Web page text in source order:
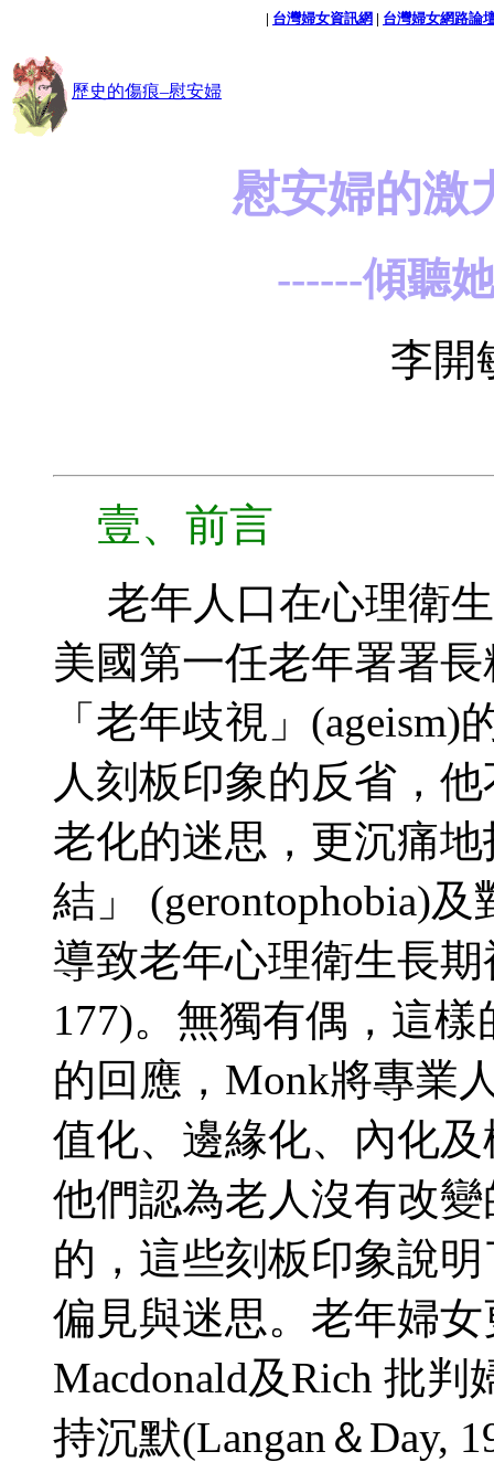
| 台灣婦女資訊網 | 台灣婦女網路論
歷史的傷痕–慰安婦
慰安婦的激
------傾聽
李開
壹、前言
老年人口在心理衛
美國第一任老年署署
「老年歧視」
人刻板印象的反省，
老化的迷思，更沉痛
結」 (gerontophobia)
導致老年心理衛生長期
177)。無獨有偶，這
的回應，Monk將專業
值化、邊緣化、內化
他們認為老人沒有改
的，這些刻板印象說
偏見與迷思。老年婦
Macdonald及Rich 批
持沉默(Langan＆Day,